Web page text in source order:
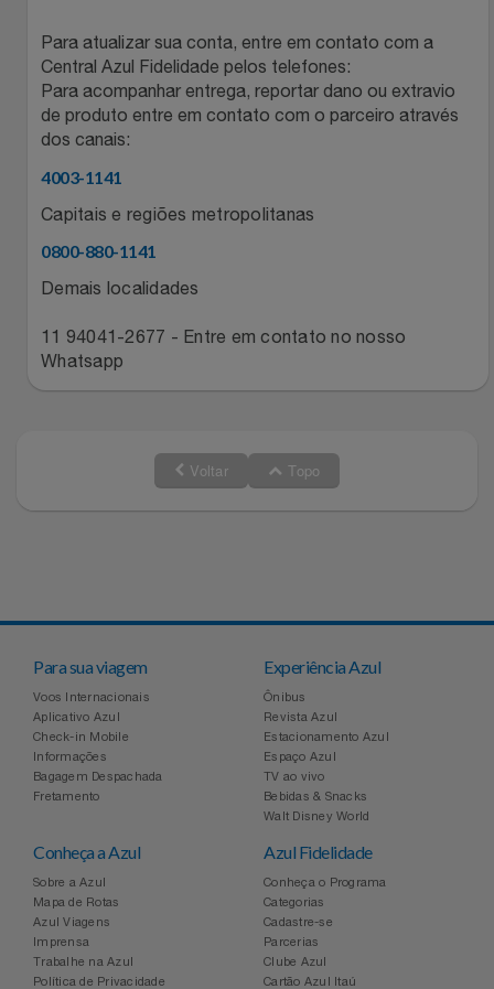
Saúde E Bem-Estar
Vestuário
The Bar
Top Store
Três Corações
Para atualizar sua conta, entre em contato com a
Central Azul Fidelidade pelos telefones:
Para acompanhar entrega, reportar dano ou extravio
de produto entre em contato com o parceiro através
dos canais:
4003-1141
Capitais e regiões metropolitanas
0800-880-1141
Demais localidades
11 94041-2677 - Entre em contato no nosso
Whatsapp
Voltar Topo
Para sua viagem
Voos Internacionais
Aplicativo Azul
Check-in Mobile
Informações
Bagagem Despachada
Fretamento
Experiência Azul
Ônibus
Revista Azul
Estacionamento Azul
Espaço Azul
TV ao vivo
Bebidas & Snacks
Walt Disney World
Conheça a Azul
Sobre a Azul
Mapa de Rotas
Azul Viagens
Imprensa
Trabalhe na Azul
Política de Privacidade
Azul Fidelidade
Conheça o Programa
Categorias
Cadastre-se
Parcerias
Clube Azul
Cartão Azul Itaú